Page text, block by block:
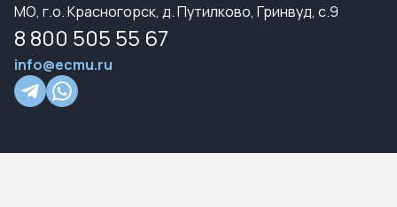
МО, г.о. Красногорск, д. Путилково, Гринвуд, с.9
8 800 505 55 67
info@ecmu.ru